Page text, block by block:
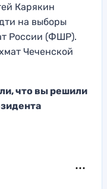
Карякин
на выборы
России (ФШР).
Чеченской
что вы решили